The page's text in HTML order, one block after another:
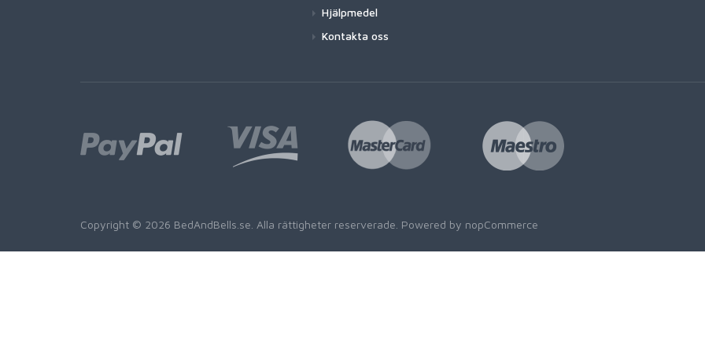
Hjälpmedel
Kontakta oss
Copyright © 2026 BedAndBells.se. Alla rättigheter reserverade. Powered by nopCommerce